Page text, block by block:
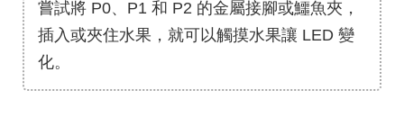
嘗試將 P0、P1 和 P2 的金屬接腳或鱷魚夾，
插入或夾住水果，就可以觸摸水果讓 LED 變
化。